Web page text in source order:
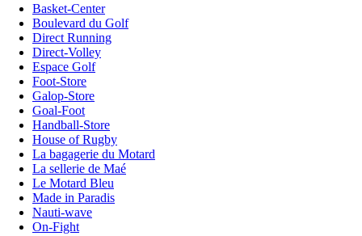
Basket-Center
Boulevard du Golf
Direct Running
Direct-Volley
Espace Golf
Foot-Store
Galop-Store
Goal-Foot
Handball-Store
House of Rugby
La bagagerie du Motard
La sellerie de Maé
Le Motard Bleu
Made in Paradis
Nauti-wave
On-Fight